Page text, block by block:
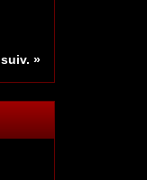
suiv. »